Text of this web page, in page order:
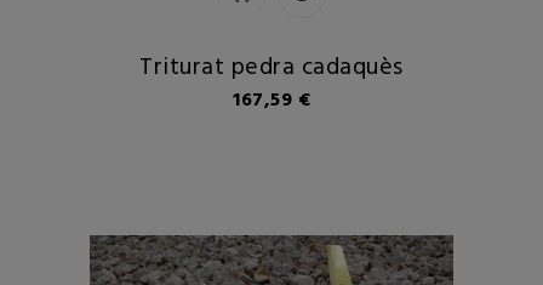
Triturat pedra cadaquès
Preu
167,59 €